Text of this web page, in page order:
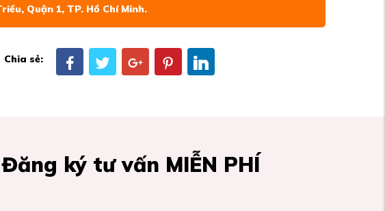
Quận 1, TP. Hồ Chí Minh.
Chia sẻ:
Đăng ký tư vấn MIỄN PHÍ